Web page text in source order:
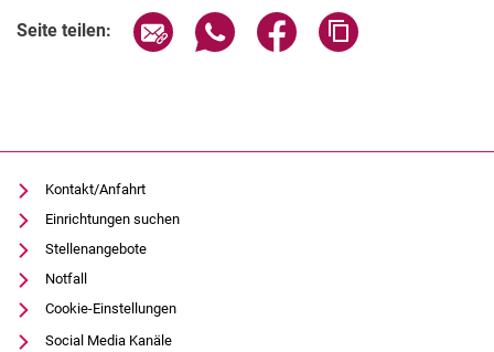
Seite teilen: Seite über E-Mail teilen
Seite über WhatsApp teilen
Seite über Facebook
Kontakt/Anfahrt
Einrichtungen suchen
Stellenangebote
Notfall
Cookie-Einstellungen
Social Media Kanäle